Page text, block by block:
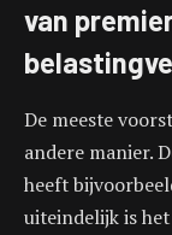
van
De meeste
andere manier.
heeft
uiteindelijk is